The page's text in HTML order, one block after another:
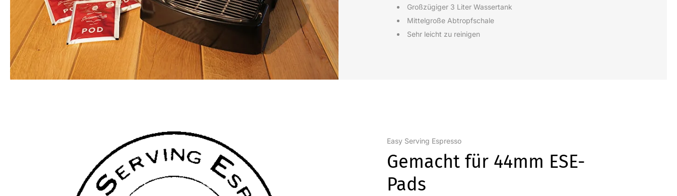
Großzügiger 3 Liter Wassertank
Mittelgroße Abtropfschale
Sehr leicht zu reinigen
Easy Serving Espresso
Gemacht für 44mm ESE-
Pads